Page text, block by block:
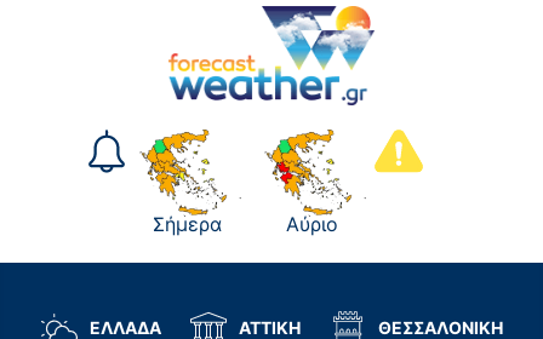
Σήμερα Αύριο
ΕΛΛΑΔΑ ΑΤΤΙΚΗ ΘΕΣΣΑΛΟΝΙΚΗ